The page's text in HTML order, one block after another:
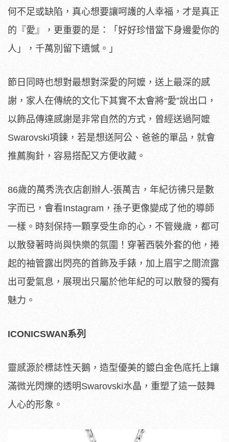
何不足或缺陷，真心想要讓呵護的人幸福，才是真正
的『愛』，更重要的是：「好好珍惜當下身邊愛你的
人」，千萬別留下遺憾。」
節日同時也想對最想對深愛的阿嬤，送上最深的感
謝，家人在傳統的文化下其實不太會將“愛”說出口，
以飾品傳達感謝是非常自然的方式，曾經送過阿嬤
Swarovski項鍊，若是想送阿公、爸爸的單品，就會
推薦胸針，容易搭配又方便收藏。
86歲的萬秀洗衣店創辦人-張萬吉，年紀彷彿只是數
字而已，會看Instagram，孫子更像變成了他的導師
一樣。時刻保持一顆享受生命的心，不管幾歲，都可
以散發著時尚與快樂的氛圍！穿著西裝外套的他，捲
起的袖管露出閃亮的首飾及手錶，加上眉宇之間流露
出可愛氣息，展現出只屬於他年紀的可以散發的獨有
魅力。
ICONICSWAN系列
靈感源於標誌性天鵝，造型優美的鍍白金色底托上鑲
滿微光閃爍的透明Swarovski水晶，重塑了這一鼓舞
人心的形象。